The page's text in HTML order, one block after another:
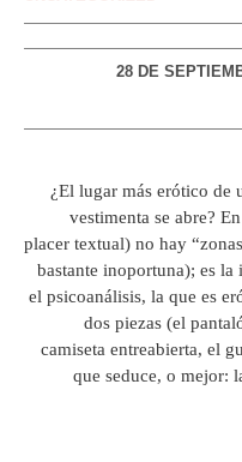
28 DE
¿El lugar más erótico de
vestimenta se abre?
placer textual) no hay
bastante inoportuna); es
el psicoanálisis, la que es
dos piezas (el
camiseta entreabierta, el
que seduce, o mejor: